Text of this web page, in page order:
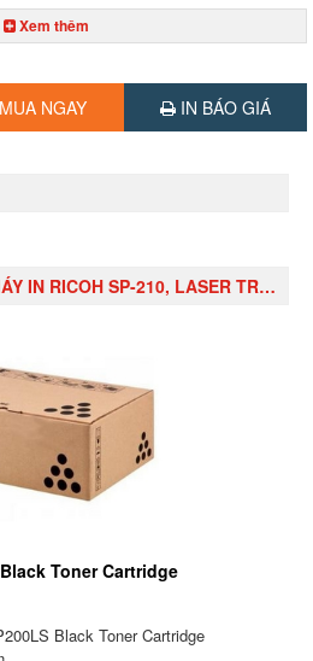
/ tháng
/ SP200HS
Xem thêm
MUA NGAY
IN BÁO GIÁ
IN RICOH SP-210, LASER TRẮNG ĐEN
Toner Cartridge
Black Toner Cartridge